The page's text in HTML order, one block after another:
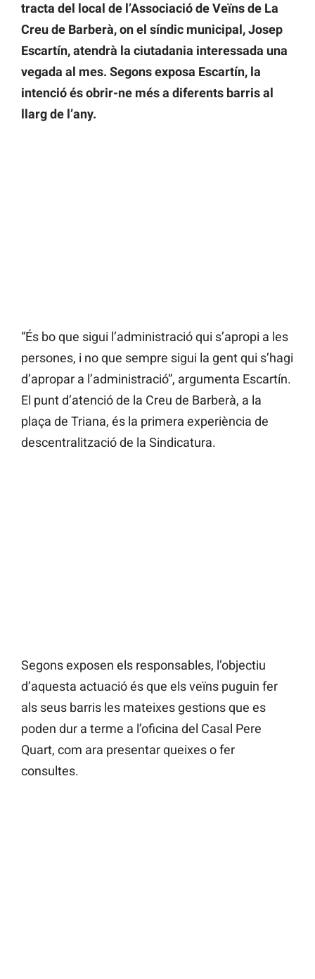
tracta del local de l’Associació de Veïns de La
Creu de Barberà, on el síndic municipal, Josep
Escartín, atendrà la ciutadania interessada una
vegada al mes. Segons exposa Escartín, la
intenció és obrir-ne més a diferents barris al
llarg de l’any.
“És bo que sigui l’administració qui s’apropi a les
persones, i no que sempre sigui la gent qui s’hagi
d’apropar a l’administració”, argumenta Escartín.
El punt d’atenció de la Creu de Barberà, a la
plaça de Triana, és la primera experiència de
descentralització de la Sindicatura.
Segons exposen els responsables, l’objectiu
d’aquesta actuació és que els veïns puguin fer
als seus barris les mateixes gestions que es
poden dur a terme a l’oficina del Casal Pere
Quart, com ara presentar queixes o fer
consultes.